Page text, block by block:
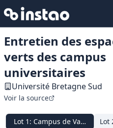
Entretien des
verts des campus
universitaires
Université Bretagne Sud
Voir la source
Lot 1 : Campus de Vannes Lot